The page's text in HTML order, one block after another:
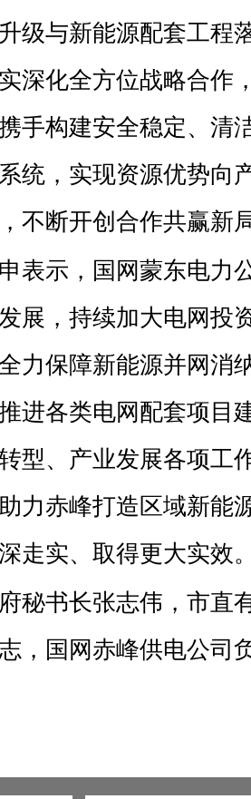
级与新能源配套工程
深化全方位战略合作
手构建安全稳定、清
统，实现资源优势向
不断开创合作共赢新
表示，国网蒙东电力
展，持续加大电网投
力保障新能源并网消
进各类电网配套项目
型、产业发展各项工
力赤峰打造区域新能
走实、取得更大实效
秘书长张志伟，市直
，国网赤峰供电公司